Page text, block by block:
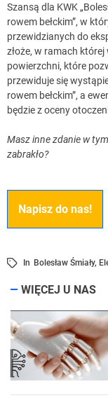
Szansą dla KWK
rowem bełckim”, w
przewidzianych do
złoże, w ramach
powierzchni, które
przewiduje się
rowem bełckim”, a
będzie z oceny
Masz inne zdanie w
zabrakło?
Napisz do nas!
In Bolesław Śmiały,
WIĘCEJ U NAS